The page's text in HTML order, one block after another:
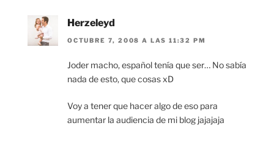
Herzeleyd
OCTUBRE 7, 2008 A LAS 11:32 PM
Joder macho, español tenía que ser… No sabía
nada de esto, que cosas xD
Voy a tener que hacer algo de eso para
aumentar la audiencia de mi blog jajajaja